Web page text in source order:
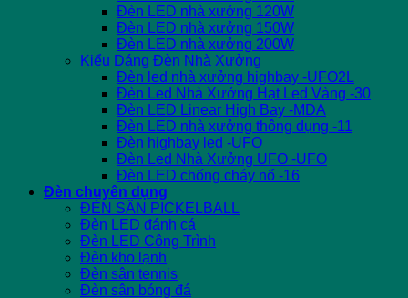
Đèn LED nhà xưởng 120W
Đèn LED nhà xưởng 150W
Đèn LED nhà xưởng 200W
Kiểu Dáng Đèn Nhà Xưởng
Đèn led nhà xưởng highbay -UFO2L
Đèn Led Nhà Xưởng Hạt Led Vàng -30
Đèn LED Linear High Bay -MDA
Đèn LED nhà xưởng thông dụng -11
Đèn highbay led -UFO
Đèn Led Nhà Xưởng UFO -UFO
Đèn LED chống cháy nổ -16
Đèn chuyên dụng
ĐÈN SÂN PICKELBALL
Đèn LED đánh cá
Đèn LED Công Trình
Đèn kho lạnh
Đèn sân tennis
Đèn sân bóng đá